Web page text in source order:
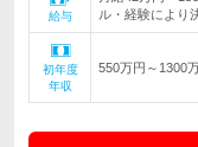
給与
ル・経験により
初年度
年収
550万円～1300